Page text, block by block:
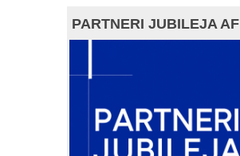
PARTNERI JUBILEJA AF